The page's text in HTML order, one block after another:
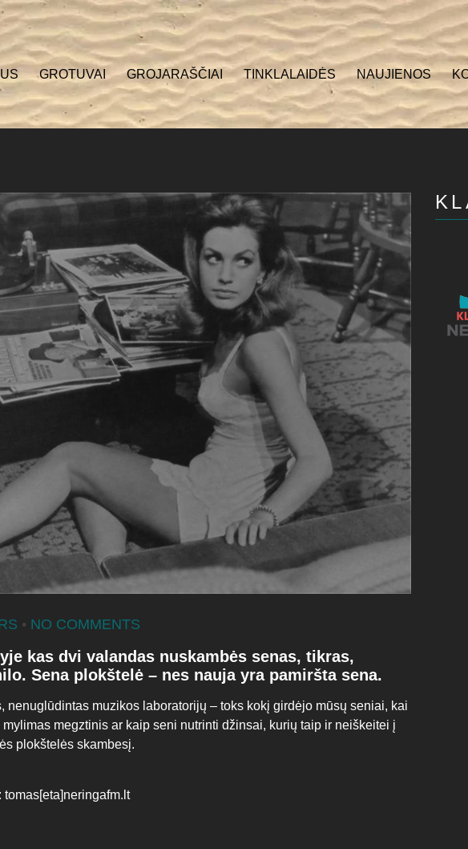
GROTUVAI GROJARAŠČIAI TINKLALAIDĖS NAUJIENOS
• NO COMMENTS
kas dvi valandas nuskambės senas, tikras,
Sena plokštelė – nes nauja yra pamiršta sena.
nenuglūdintas muzikos laboratorijų – toks kokį girdėjo mūsų seniai, kai
megztinis ar kaip seni nutrinti džinsai, kurių taip ir neiškeitei į
plokštelės skambesį.